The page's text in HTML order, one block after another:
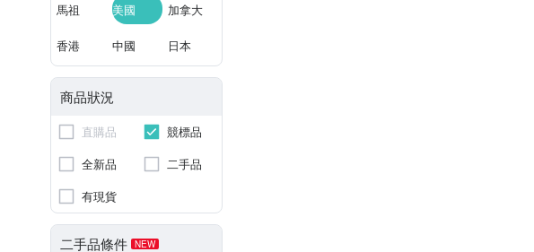
馬祖 美國 加拿大
香港 中國 日本
商品狀況
直購品
競標品
全新品
二手品
有現貨
二手品條件 NEW